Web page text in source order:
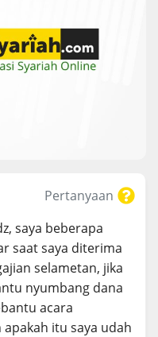
Pertanyaan
saya beberapa
saat saya diterima
selametan, jika
nyumbang dana
acara
itu saya udah